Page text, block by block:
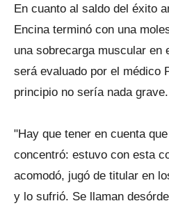
En cuanto al saldo del éxito
Encina terminó con una
una sobrecarga muscular en
será evaluado por el médico
principio no sería nada grave.
"Hay que tener en cuenta
concentró: estuvo con esta
acomodó, jugó de titular en
y lo sufrió. Se llaman